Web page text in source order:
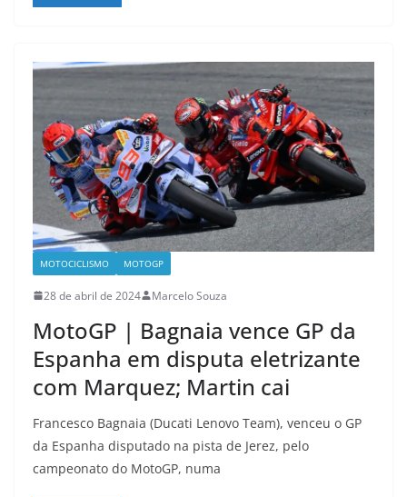
MOTOCICLISMO MOTOGP
28 de abril de 2024 Marcelo Souza
MotoGP | Bagnaia vence GP da
Espanha em disputa eletrizante
com Marquez; Martin cai
Francesco Bagnaia (Ducati Lenovo Team), venceu o GP
da Espanha disputado na pista de Jerez, pelo
campeonato do MotoGP, numa